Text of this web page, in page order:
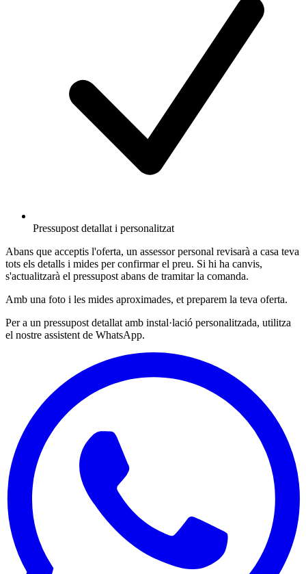
Pressupost detallat i personalitzat
Abans que acceptis l'oferta, un assessor personal revisarà a casa teva
tots els detalls i mides per confirmar el preu. Si hi ha canvis,
s'actualitzarà el pressupost abans de tramitar la comanda.
Amb una foto i les mides aproximades, et preparem la teva oferta.
Per a un pressupost detallat amb instal·lació personalitzada, utilitza
el nostre assistent de WhatsApp.